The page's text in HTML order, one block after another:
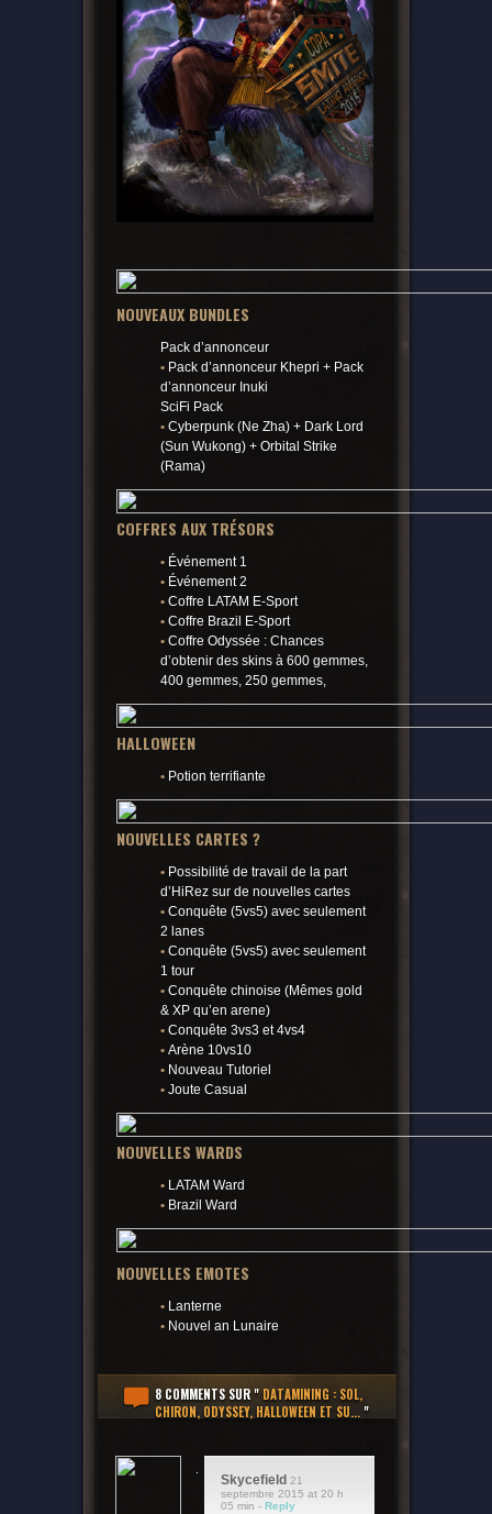
NOUVEAUX BUNDLES
Pack d’annonceur
• Pack d’annonceur Khepri + Pack
d’annonceur Inuki
SciFi Pack
• Cyberpunk (Ne Zha) + Dark Lord
(Sun Wukong) + Orbital Strike
(Rama)
COFFRES AUX TRÉSORS
• Événement 1
• Événement 2
• Coffre LATAM E-Sport
• Coffre Brazil E-Sport
• Coffre Odyssée : Chances
d’obtenir des skins à 600 gemmes,
400 gemmes, 250 gemmes,
HALLOWEEN
• Potion terrifiante
NOUVELLES CARTES ?
• Possibilité de travail de la part
d’HiRez sur de nouvelles cartes
• Conquête (5vs5) avec seulement
2 lanes
• Conquête (5vs5) avec seulement
1 tour
• Conquête chinoise (Mêmes gold
& XP qu’en arene)
• Conquête 3vs3 et 4vs4
• Arène 10vs10
• Nouveau Tutoriel
• Joute Casual
NOUVELLES WARDS
• LATAM Ward
• Brazil Ward
NOUVELLES EMOTES
• Lanterne
• Nouvel an Lunaire
8 COMMENTSSUR "DATAMINING : SOL,
CHIRON, ODYSSEY, HALLOWEEN ET SU..."
Skycefield 21
septembre 2015 at 20 h
05 min - Reply